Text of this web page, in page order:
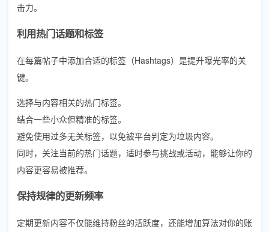
击力。
利用热门话题和标签
在每篇帖子中添加合适的标签（Hashtags）是提升曝光率的关
键。
选择与内容相关的热门标签。
结合一些小众但精准的标签。
避免使用过多无关标签，以免被平台判定为垃圾内容。
同时，关注当前的热门话题，适时参与挑战或活动，能够让你的
内容更容易被推荐。
保持规律的更新频率
定期更新内容不仅能维持粉丝的活跃度，还能增加算法对你的账